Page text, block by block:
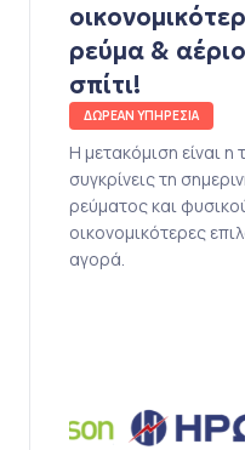
ρεύμα &
σπίτι!
ΔΩΡΕΑΝ ΥΠΗΡΕΣΙΑ
Η μετακόμιση είναι η
συγκρίνεις τη
ρεύματος και
οικονομικότερες
αγορά.